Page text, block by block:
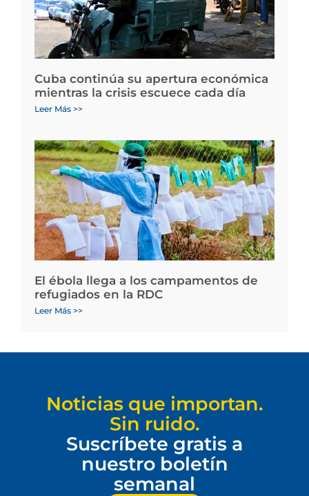
Cuba continúa su apertura económica
mientras la crisis escuece cada día
Leer Más >>
El ébola llega a los campamentos de
refugiados en la RDC
Leer Más >>
Noticias que importan.
Sin ruido.
Suscríbete gratis a
nuestro boletín
semanal